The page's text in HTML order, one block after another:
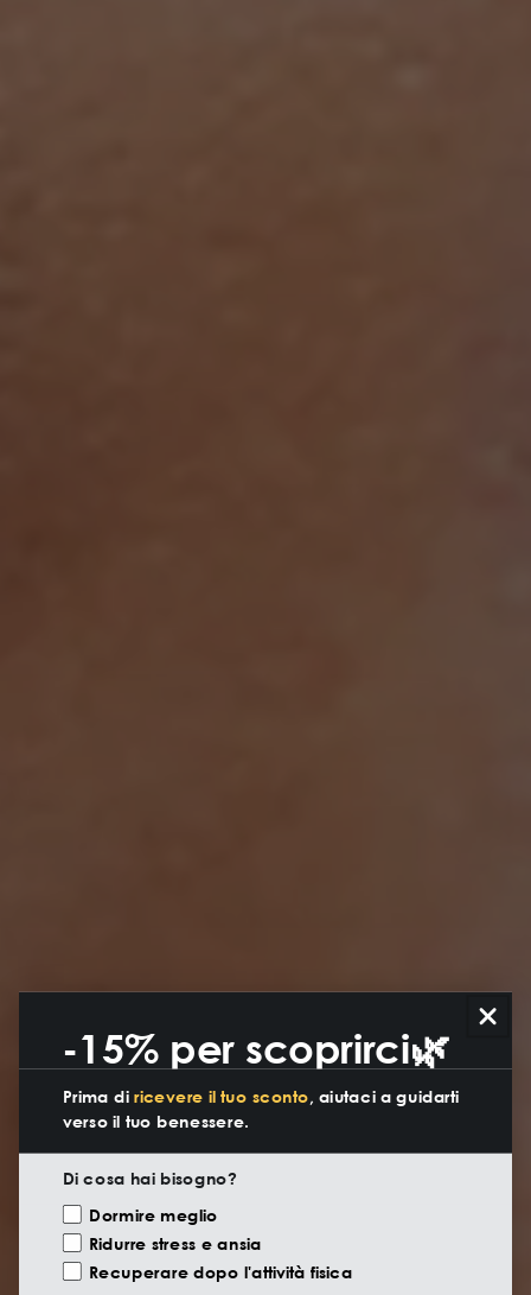
-15% per scoprirci🌿
Prima di ricevere il tuo sconto, aiutaci a guidarti
verso il tuo benessere.
Di cosa hai bisogno?
Motivazione Visita
Dormire meglio
Ridurre stress e ansia
Recuperare dopo l'attività fisica